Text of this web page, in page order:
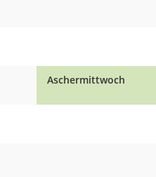
Aschermittwoch